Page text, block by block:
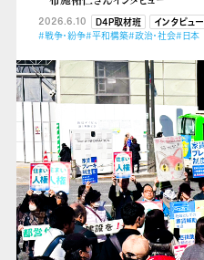
2026.6.10 D4P取材班
インタビュー
#戦争・紛争#平和構築#政治・社会#日本